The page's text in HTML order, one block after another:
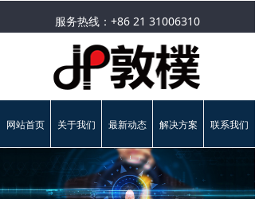
服务热线：+86 21 31006310
网站首页 关于我们 最新动态 解决方案 联系我们